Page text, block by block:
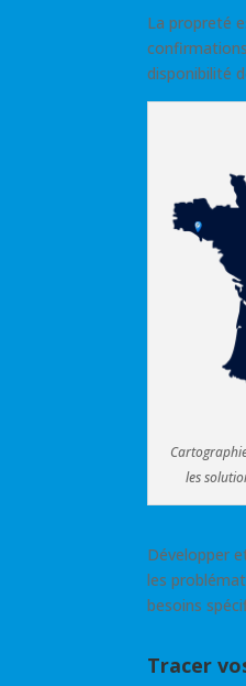
La propreté
disponibilité
les
Développer
les
besoins
Tracer